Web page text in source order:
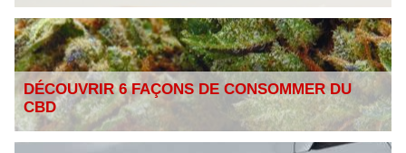
DÉCOUVRIR 6 FAÇONS DE CONSOMMER DU
CBD